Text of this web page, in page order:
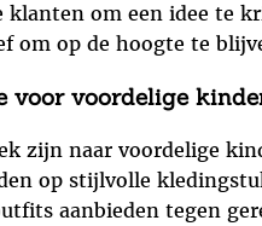
klanten om een idee te
om op de hoogte te
voor voordelige
zijn naar voordelige
op stijlvolle
aanbieden tegen